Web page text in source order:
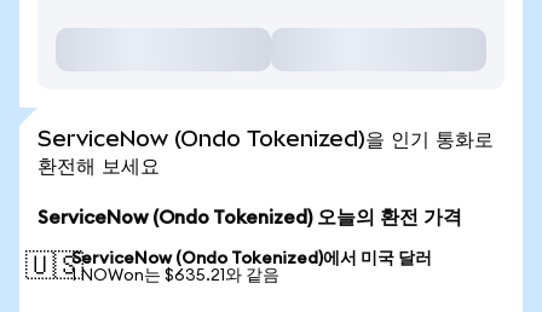
ServiceNow (Ondo Tokenized)을 인기 통화로
환전해 보세요
ServiceNow (Ondo Tokenized) 오늘의 환전 가격
🇺🇸ServiceNow (Ondo Tokenized)에서 미국 달러
1 NOWon는 $635.21와 같음